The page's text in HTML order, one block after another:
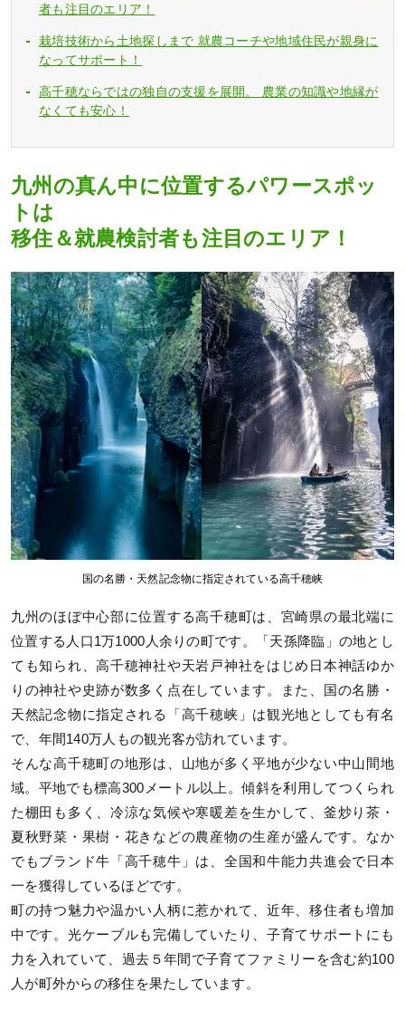
者も注目のエリア！
栽培技術から土地探しまで 就農コーチや地域住民が親身に
なってサポート！
高千穂ならではの独自の支援を展開。 農業の知識や地縁が
なくても安心！
九州の真ん中に位置するパワースポッ
トは
移住＆就農検討者も注目のエリア！
国の名勝・天然記念物に指定されている高千穂峡
九州のほぼ中心部に位置する高千穂町は、宮崎県の最北端に
位置する人口1万1000人余りの町です。「天孫降臨」の地とし
ても知られ、高千穂神社や天岩戸神社をはじめ日本神話ゆか
りの神社や史跡が数多く点在しています。また、国の名勝・
天然記念物に指定される「高千穂峡」は観光地としても有名
で、年間140万人もの観光客が訪れています。
そんな高千穂町の地形は、山地が多く平地が少ない中山間地
域。平地でも標高300メートル以上。傾斜を利用してつくられ
た棚田も多く、冷涼な気候や寒暖差を生かして、釜炒り茶・
夏秋野菜・果樹・花きなどの農産物の生産が盛んです。なか
でもブランド牛「高千穂牛」は、全国和牛能力共進会で日本
一を獲得しているほどです。
町の持つ魅力や温かい人柄に惹かれて、近年、移住者も増加
中です。光ケーブルも完備していたり、子育てサポートにも
力を入れていて、過去５年間で子育てファミリーを含む約100
人が町外からの移住を果たしています。